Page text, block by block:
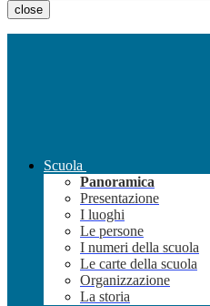
close
Scuola
Panoramica
Presentazione
I luoghi
Le persone
I numeri della scuola
Le carte della scuola
Organizzazione
La storia